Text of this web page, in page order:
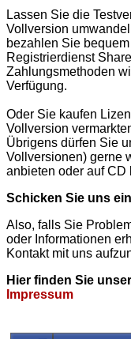
Lassen Sie die
Vollversion
bezahlen Sie
Registrierdienst
Zahlungsmethoden
Verfügung.
Oder Sie kaufen
Vollversion
Übrigens dürfen Sie
Vollversionen) gerne
anbieten oder auf CD
Schicken Sie uns
Also, falls Sie
oder Informationen
Kontakt mit uns
Hier finden Sie
Impressum